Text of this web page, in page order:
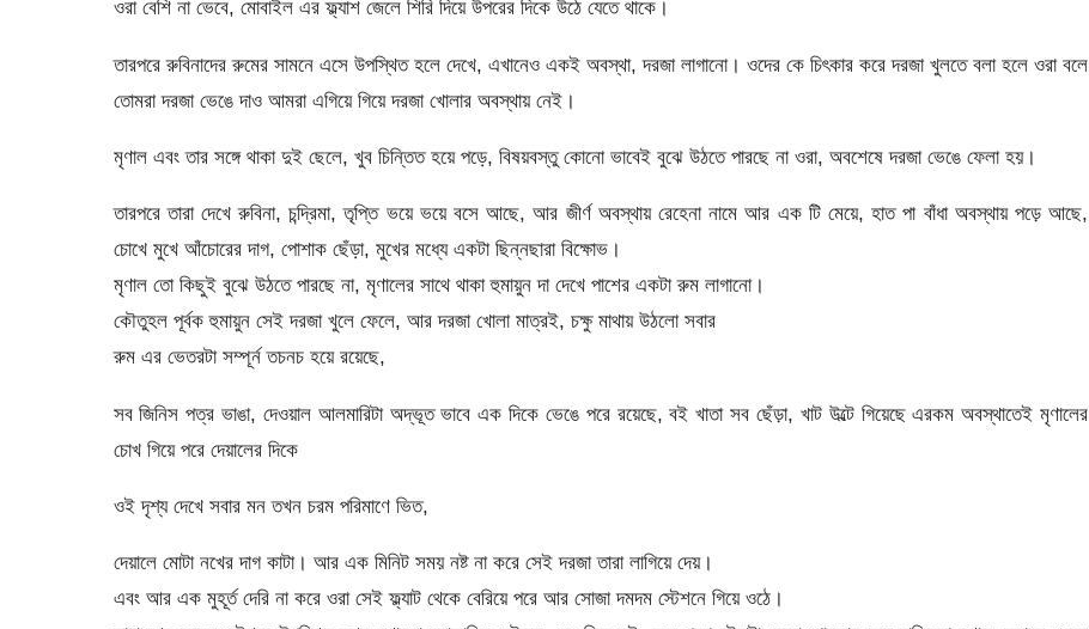
ওরা বেশি না ভেবে, মোবাইল এর ফ্ল্যাশ জেলে শিরি দিয়ে উপরের দিকে উঠে যেতে থাকে।
তারপরে রুবিনাদের রুমের সামনে এসে উপস্থিত হলে দেখে, এখানেও একই অবস্থা, দরজা লাগানো। ওদের কে চিৎকার করে দরজা খুলতে বলা হলে ওরা বলে
তোমরা দরজা ভেঙে দাও আমরা এগিয়ে গিয়ে দরজা খোলার অবস্থায় নেই।
মৃণাল এবং তার সঙ্গে থাকা দুই ছেলে, খুব চিন্তিত হয়ে পড়ে, বিষয়বস্তু কোনো ভাবেই বুঝে উঠতে পারছে না ওরা, অবশেষে দরজা ভেঙে ফেলা হয়।
তারপরে তারা দেখে রুবিনা, চন্দ্রিমা, তৃপ্তি ভয়ে ভয়ে বসে আছে, আর জীর্ণ অবস্থায় রেহেনা নামে আর এক টি মেয়ে, হাত পা বাঁধা অবস্থায় পড়ে আছে,
চোখে মুখে আঁচোরের দাগ, পোশাক ছেঁড়া, মুখের মধ্যে একটা ছিন্নছারা বিক্ষোভ।
মৃণাল তো কিছুই বুঝে উঠতে পারছে না, মৃণালের সাথে থাকা হুমায়ুন দা দেখে পাশের একটা রুম লাগানো।
কৌতুহল পূর্বক হুমায়ুন সেই দরজা খুলে ফেলে, আর দরজা খোলা মাত্রই, চক্ষু মাথায় উঠলো সবার
রুম এর ভেতরটা সম্পূর্ন তচনচ হয়ে রয়েছে,
সব জিনিস পত্র ভাঙা, দেওয়াল আলমারিটা অদ্ভূত ভাবে এক দিকে ভেঙে পরে রয়েছে, বই খাতা সব ছেঁড়া, খাট উল্টে গিয়েছে এরকম অবস্থাতেই মৃণালের
চোখ গিয়ে পরে দেয়ালের দিকে
ওই দৃশ্য দেখে সবার মন তখন চরম পরিমাণে ভিত,
দেয়ালে মোটা নখের দাগ কাটা। আর এক মিনিট সময় নষ্ট না করে সেই দরজা তারা লাগিয়ে দেয়।
এবং আর এক মুহূর্ত দেরি না করে ওরা সেই ফ্ল্যাট থেকে বেরিয়ে পরে আর সোজা দমদম স্টেশনে গিয়ে ওঠে।